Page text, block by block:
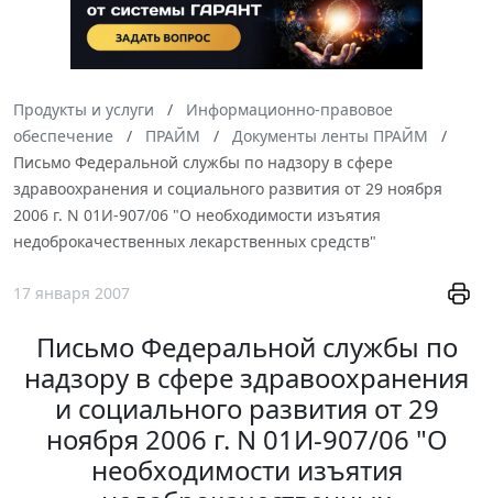
Продукты и услуги
Информационно-правовое
обеспечение
ПРАЙМ
Документы ленты ПРАЙМ
Письмо Федеральной службы по надзору в сфере
здравоохранения и социального развития от 29 ноября
2006 г. N 01И-907/06 "О необходимости изъятия
недоброкачественных лекарственных средств"
17 января 2007
Письмо Федеральной службы по
надзору в сфере здравоохранения
и социального развития от 29
ноября 2006 г. N 01И-907/06 "О
необходимости изъятия